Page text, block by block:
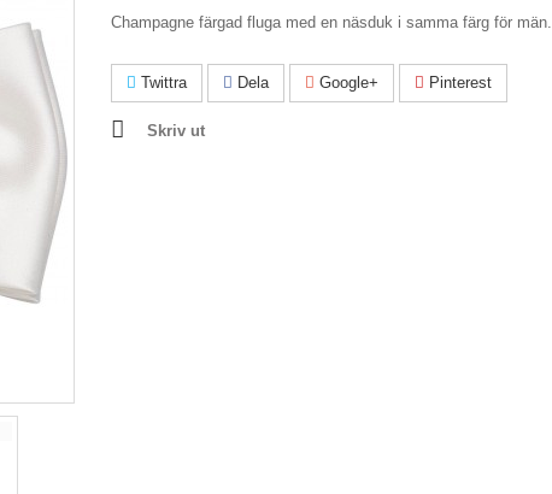
Champagne färgad fluga med en näsduk i samma färg för män.
Twittra Dela Google+ Pinterest
Skriv ut